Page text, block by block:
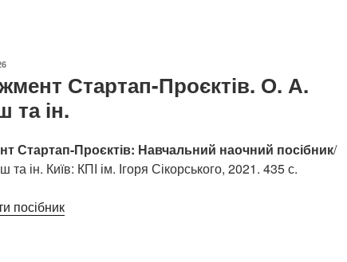
Стартап-Проєктів. О. А.
та ін.
Стартап-Проєктів: Навчальний наочний посібник/
ін. Київ: КПІ ім. Ігоря Сікорського, 2021. 435 с.
посібник